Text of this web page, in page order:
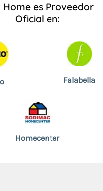
Home es Proveedor
Oficial en:
Falabella
Homecenter